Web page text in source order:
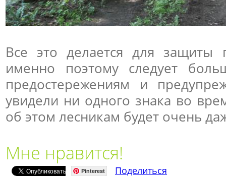
Все это делается для
именно поэтому следует
предостережениям и
увидели ни одного знака во
об этом лесникам будет очень
Мне нравится!
Pinterest Поделиться